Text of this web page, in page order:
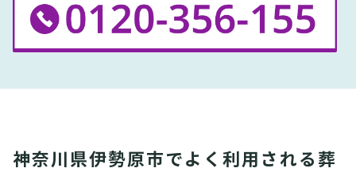
神奈川県伊勢原市でよく利用される葬